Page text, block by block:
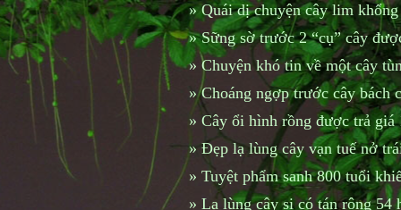
»Quái dị chuyện cây lim
»Sững sờ trước 2 “cụ” cây
» Chuyện khó tin về một cây
»Choáng ngợp trước cây bách
» Cây ổi hình rồng được trả giá
»Đẹp lạ lùng cây vạn tuế nở
» Tuyệt phẩm sanh 800 tuổi
» Lạ lùng cây si có tán rộng 54